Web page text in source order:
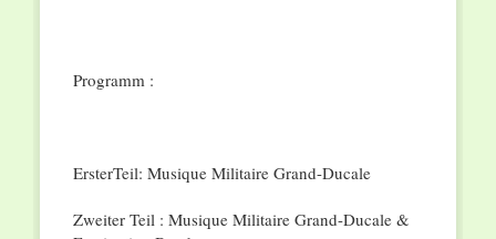
Programm :
ErsterTeil: Musique Militaire Grand-Ducale
Zweiter Teil : Musique Militaire Grand-Ducale &